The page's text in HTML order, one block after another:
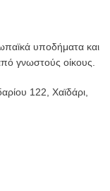
υποδήματα και
γνωστούς οίκους.
122, Χαϊδάρι,